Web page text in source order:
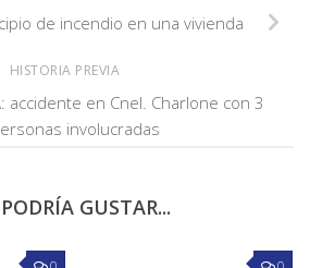
de incendio en una vivienda
HISTORIA PREVIA
accidente en Cnel. Charlone con 3
involucradas
GUSTAR...